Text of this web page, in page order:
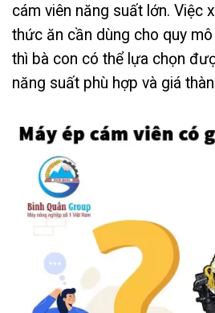
cám viên năng suất lớn. Việc
thức ăn cần dùng cho quy
thì bà con có thể lựa chọn
năng suất phù hợp và giá